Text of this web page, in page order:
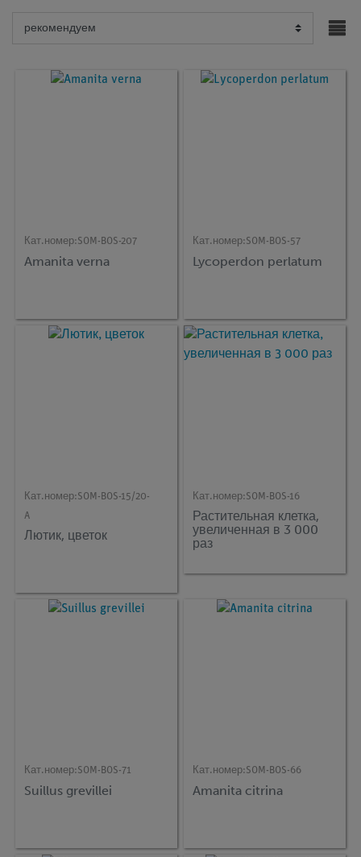
Кат.номер:SOM-BOS-207
Amanita verna
Кат.номер:SOM-BOS-57
Lycoperdon perlatum
Кат.номер:SOM-BOS-15/20-
A
Лютик, цветок
Кат.номер:SOM-BOS-16
Растительная клетка,
увеличенная в 3 000
раз
Кат.номер:SOM-BOS-71
Suillus grevillei
Кат.номер:SOM-BOS-66
Amanita citrina